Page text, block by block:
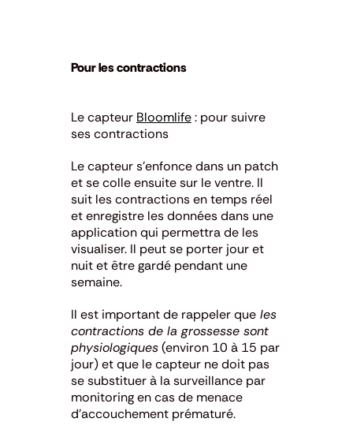
Pour les contractions
Le capteur Bloomlife: pour suivre
ses contractions
Le capteur s’enfonce dans un patch
et se colle ensuite sur le ventre. Il
suit les contractions en temps réel
et enregistre les données dans une
application qui permettra de les
visualiser. Il peut se porter jour et
nuit et être gardé pendant une
semaine.
Il est important de rappeler que les
contractions de la grossesse sont
physiologiques(environ 10 à 15 par
jour) et que le capteur ne doit pas
se substituer à la surveillance par
monitoring en cas de menace
d’accouchement prématuré.